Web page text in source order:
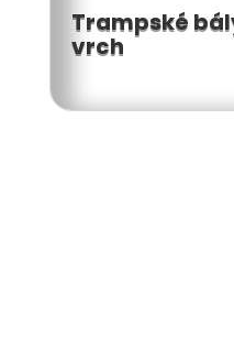
Trampské
vrch